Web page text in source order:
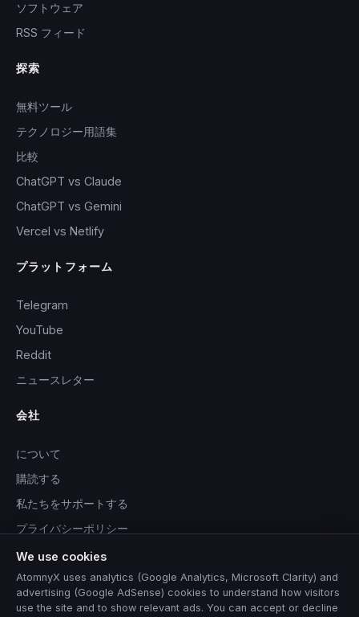
ソフトウェア
RSS フィード
探索
無料ツール
テクノロジー用語集
比較
ChatGPT vs Claude
ChatGPT vs Gemini
Vercel vs Netlify
プラットフォーム
Telegram
YouTube
Reddit
ニュースレター
会社
について
購読する
私たちをサポートする
プライバシーポリシー
利用規約
We use cookies
AtomnyX uses analytics (Google Analytics, Microsoft Clarity) and
advertising (Google AdSense) cookies to understand how visitors
use the site and to show relevant ads. You can accept or decline